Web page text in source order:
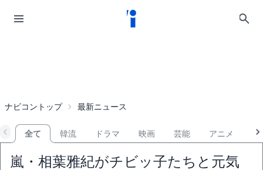
ナビコントップ 最新ニュース
全て 韓流 ドラマ 映画 芸能 アニメ
嵐・相葉雅紀がチビッ子たちと元気